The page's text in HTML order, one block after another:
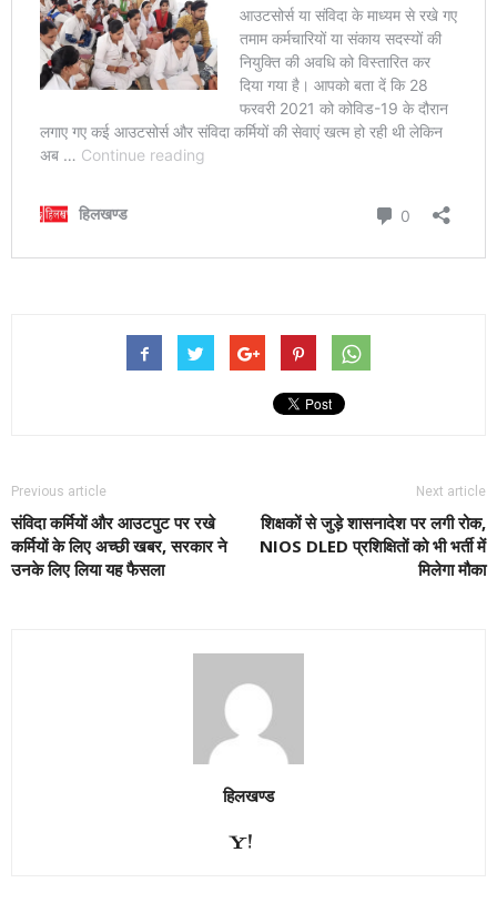
Previous article
संविदा कर्मियों और आउटपुट पर रखे
कर्मियों के लिए अच्छी खबर, सरकार ने
उनके लिए लिया यह फैसला
Next article
शिक्षकों से जुड़े शासनादेश पर लगी रोक,
NIOS DLED प्रशिक्षितों को भी भर्ती में
मिलेगा मौका
हिलखण्ड